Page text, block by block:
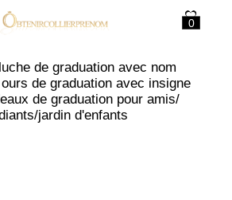
0
de graduation avec nom
de graduation avec insigne
de graduation pour amis/
jardin d'enfants